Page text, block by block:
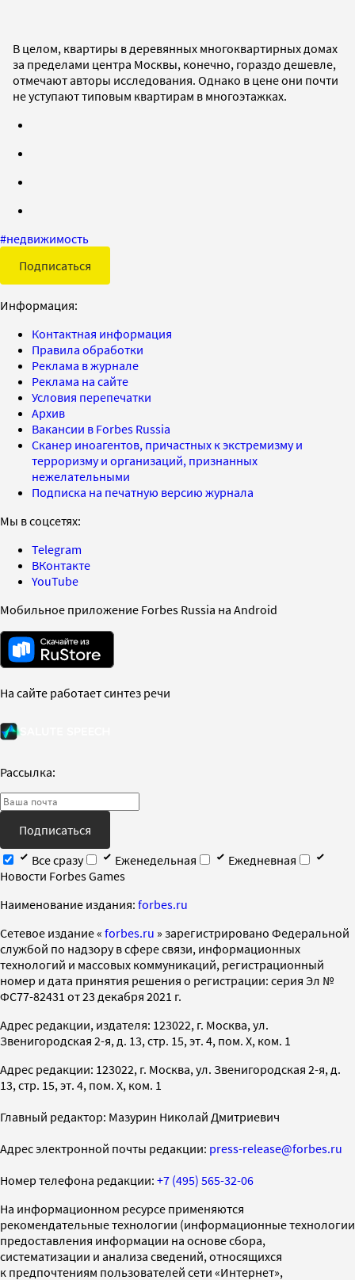
В целом, квартиры в деревянных многоквартирных домах
за пределами центра Москвы, конечно, гораздо дешевле,
отмечают авторы исследования. Однако в цене они почти
не уступают типовым квартирам в многоэтажках.
#недвижимость
Подписаться
Информация:
Контактная информация
Правила обработки
Реклама в журнале
Реклама на сайте
Условия перепечатки
Архив
Вакансии в Forbes Russia
Сканер иноагентов, причастных к экстремизму и
терроризму и организаций, признанных
нежелательными
Подписка на печатную версию журнала
Мы в соцсетях:
Telegram
ВКонтакте
YouTube
Мобильное приложение Forbes Russia на Android
На сайте работает синтез речи
Рассылка:
Подписаться
Все сразу
Еженедельная
Ежедневная
Новости Forbes Games
Наименование издания: forbes.ru
Cетевое издание « forbes.ru » зарегистрировано Федеральной
службой по надзору в сфере связи, информационных
технологий и массовых коммуникаций, регистрационный
номер и дата принятия решения о регистрации: серия Эл №
ФС77-82431 от 23 декабря 2021 г.
Адрес редакции, издателя: 123022, г. Москва, ул.
Звенигородская 2-я, д. 13, стр. 15, эт. 4, пом. X, ком. 1
Адрес редакции: 123022, г. Москва, ул. Звенигородская 2-я, д.
13, стр. 15, эт. 4, пом. X, ком. 1
Главный редактор: Мазурин Николай Дмитриевич
Адрес электронной почты редакции: press-release@forbes.ru
Номер телефона редакции: +7 (495) 565-32-06
На информационном ресурсе применяются
рекомендательные технологии (информационные технологии
предоставления информации на основе сбора,
систематизации и анализа сведений, относящихся
к предпочтениям пользователей сети «Интернет»,